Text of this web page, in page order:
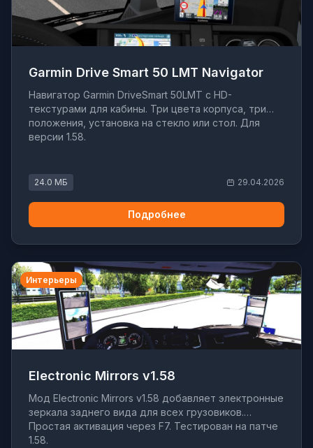
Garmin Drive Smart 50 LMT Navigator
Навигатор Garmin DriveSmart 50LMT с HD-
текстурами для кабины. Три цвета корпуса, три
положения, установка на стекло или стол. Для
версии 1.58.
24.0 МБ 29.04.2026
Подробнее
Интерьеры
Electronic Mirrors v1.58
Мод Electronic Mirrors v1.58 добавляет электронные
зеркала заднего вида для всех грузовиков.
Простая активация через F7. Тестирован на патче
1.58.